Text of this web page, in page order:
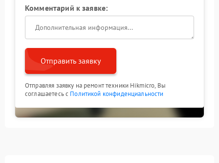
Комментарий к заявке:
Отправить заявку
Отправляя заявку на ремонт техники Hikmicro, Вы
соглашаетесь с Политикой конфиденциальности